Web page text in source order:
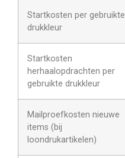
Startkosten per gebruikte
drukkleur
Startkosten
herhaalopdrachten per
gebruikte drukkleur
Mailproefkosten nieuwe
items (bij
loondrukartikelen)